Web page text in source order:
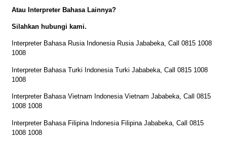
Atau Interpreter Bahasa Lainnya?
Silahkan hubungi kami.
Interpreter Bahasa Rusia Indonesia Rusia Jababeka, Call 0815 1008
1008
Interpreter Bahasa Turki Indonesia Turki Jababeka, Call 0815 1008
1008
Interpreter Bahasa Vietnam Indonesia Vietnam Jababeka, Call 0815
1008 1008
Interpreter Bahasa Filipina Indonesia Filipina Jababeka, Call 0815
1008 1008